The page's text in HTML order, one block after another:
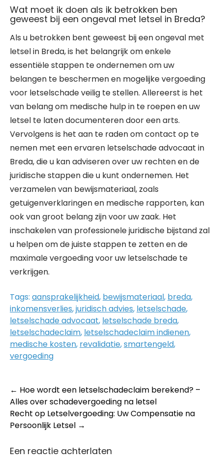
Wat moet ik doen als ik betrokken ben
geweest bij een ongeval met letsel in Breda?
Als u betrokken bent geweest bij een ongeval met
letsel in Breda, is het belangrijk om enkele
essentiële stappen te ondernemen om uw
belangen te beschermen en mogelijke vergoeding
voor letselschade veilig te stellen. Allereerst is het
van belang om medische hulp in te roepen en uw
letsel te laten documenteren door een arts.
Vervolgens is het aan te raden om contact op te
nemen met een ervaren letselschade advocaat in
Breda, die u kan adviseren over uw rechten en de
juridische stappen die u kunt ondernemen. Het
verzamelen van bewijsmateriaal, zoals
getuigenverklaringen en medische rapporten, kan
ook van groot belang zijn voor uw zaak. Het
inschakelen van professionele juridische bijstand zal
u helpen om de juiste stappen te zetten en de
maximale vergoeding voor uw letselschade te
verkrijgen.
Tags: aansprakelijkheid, bewijsmateriaal, breda,
inkomensverlies,juridisch advies, letselschade,
letselschade advocaat, letselschade breda,
letselschadeclaim, letselschadeclaim indienen,
medische kosten, revalidatie,smartengeld,
vergoeding
Post
navigation
← Hoe wordt een letselschadeclaim berekend? –
Alles over schadevergoeding na letsel
Recht op Letselvergoeding: Uw Compensatie na
Persoonlijk Letsel →
Een reactie achterlaten